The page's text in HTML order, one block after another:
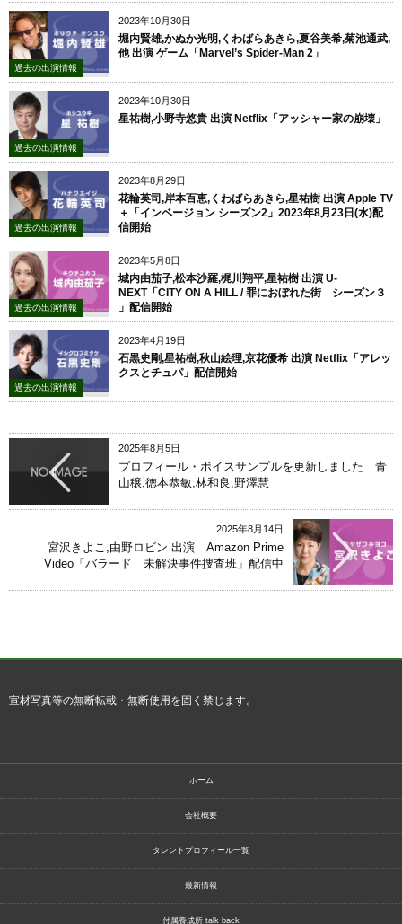
2023年10月30日
過去の出演情報
堀内賢雄,かぬか光明,くわばらあきら,夏谷美希,菊池通武,
他 出演 ゲーム「Marvel’s Spider-Man 2」
2023年10月30日
過去の出演情報
星祐樹,小野寺悠貴 出演 Netflix「アッシャー家の崩壊」
2023年8月29日
過去の出演情報
花輪英司,岸本百恵,くわばらあきら,星祐樹 出演 Apple TV
＋「インベージョン シーズン2」2023年8月23日(水)配
信開始
2023年5月8日
過去の出演情報
城内由茄子,松本沙羅,梶川翔平,星祐樹 出演 U-
NEXT「CITY ON A HILL / 罪におぼれた街 シーズン３
」配信開始
2023年4月19日
過去の出演情報
石黒史剛,星祐樹,秋山絵理,京花優希 出演 Netflix「アレッ
クスとチュパ」配信開始
2025年8月5日
プロフィール・ボイスサンプルを更新しました 青
山穣,徳本恭敏,林和良,野澤慧
2025年8月14日
宮沢きよこ,由野ロビン 出演 Amazon Prime
Video「バラード 未解決事件捜査班」配信中
宣材写真等の無断転載・無断使用を固く禁じます。
ホーム
会社概要
タレントプロフィール一覧
最新情報
付属養成所 talk back